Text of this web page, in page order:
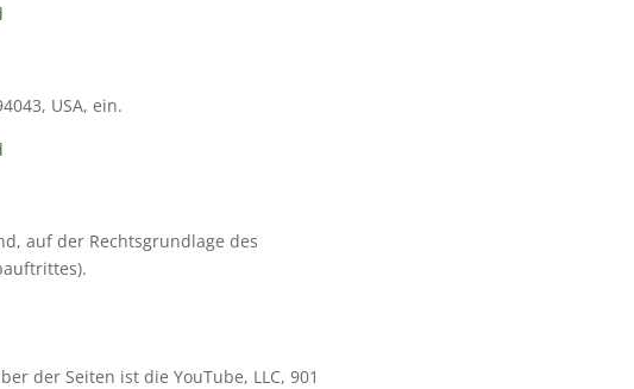
USA, ein.
auf der Rechtsgrundlage des
der Seiten ist die YouTube, LLC, 901